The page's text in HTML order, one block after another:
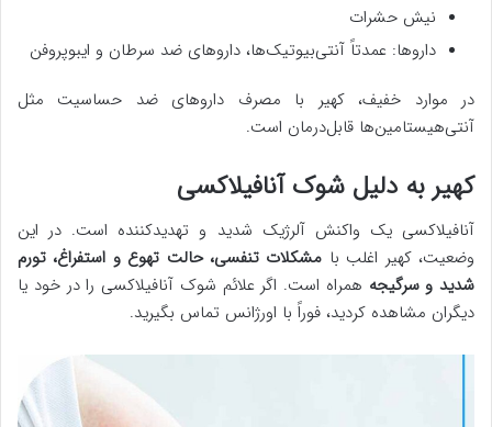
نیش حشرات
داروها: عمدتاً آنتی‌بیوتیک‌ها، داروهای ضد سرطان و ایبوپروفن
در موارد خفیف، کهیر با مصرف داروهای ضد حساسیت مثل
آنتی‌هیستامین‌ها قابل‌درمان است.
کهیر به دلیل شوک آنافیلاکسی
آنافیلاکسی یک واکنش آلرژیک شدید و تهدیدکننده است. در این
وضعیت، کهیر اغلب با مشکلات تنفسی، حالت تهوع و استفراغ، تورم
شدید و سرگیجه همراه است. اگر علائم شوک آنافیلاکسی را در خود یا
دیگران مشاهده کردید، فوراً با اورژانس تماس بگیرید.